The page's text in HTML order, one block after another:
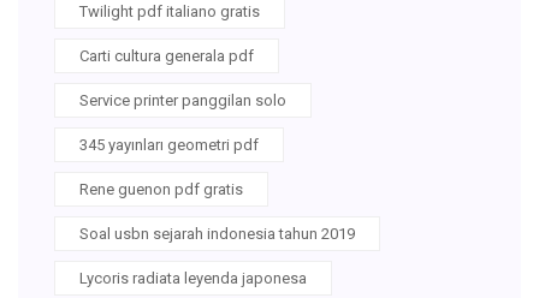
Twilight pdf italiano gratis
Carti cultura generala pdf
Service printer panggilan solo
345 yayınları geometri pdf
Rene guenon pdf gratis
Soal usbn sejarah indonesia tahun 2019
Lycoris radiata leyenda japonesa